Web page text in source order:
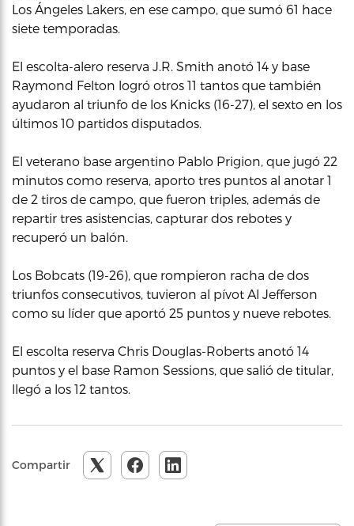
Los Ángeles Lakers, en ese campo, que sumó 61 hace
siete temporadas.
El escolta-alero reserva J.R. Smith anotó 14 y base
Raymond Felton logró otros 11 tantos que también
ayudaron al triunfo de los Knicks (16-27), el sexto en los
últimos 10 partidos disputados.
El veterano base argentino Pablo Prigion, que jugó 22
minutos como reserva, aporto tres puntos al anotar 1
de 2 tiros de campo, que fueron triples, además de
repartir tres asistencias, capturar dos rebotes y
recuperó un balón.
Los Bobcats (19-26), que rompieron racha de dos
triunfos consecutivos, tuvieron al pívot Al Jefferson
como su líder que aportó 25 puntos y nueve rebotes.
El escolta reserva Chris Douglas-Roberts anotó 14
puntos y el base Ramon Sessions, que salió de titular,
llegó a los 12 tantos.
Compartir